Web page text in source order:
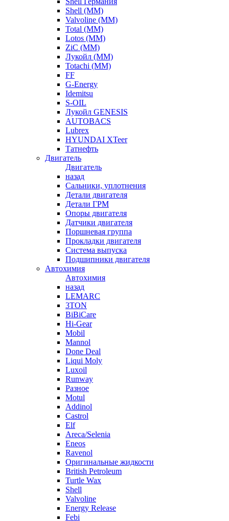
Shell (ММ)
Valvoline (ММ)
Total (ММ)
Lotos (ММ)
ZiC (ММ)
Лукойл (ММ)
Totachi (MM)
FF
G-Energy
Idemitsu
S-OIL
Лукойл GENESIS
AUTOBACS
Lubrex
HYUNDAI XTeer
Татнефть
Двигатель
Двигатель
назад
Сальники, уплотнения
Детали двигателя
Детали ГРМ
Опоры двигателя
Датчики двигателя
Поршневая группа
Прокладки двигателя
Система выпуска
Подшипники двигателя
Автохимия
Автохимия
назад
LEMARC
3TON
BiBiCare
Hi-Gear
Mobil
Mannol
Done Deal
Liqui Moly
Luxoil
Runway
Разное
Motul
Addinol
Castrol
Elf
Areca/Selenia
Eneos
Ravenol
Оригинальные жидкости
British Petroleum
Turtle Wax
Shell
Valvoline
Energy Release
Febi